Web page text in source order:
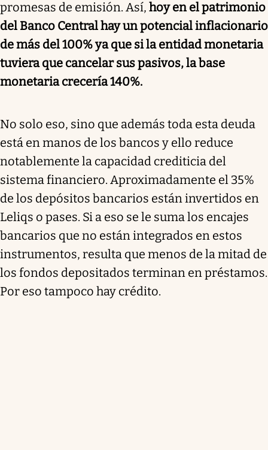
promesas de emisión. Así, hoy en el patrimonio
del Banco Central hay un potencial inflacionario
de más del 100% ya que si la entidad monetaria
tuviera que cancelar sus pasivos, la base
monetaria crecería 140%.
No solo eso, sino que además toda esta deuda
está en manos de los bancos y ello reduce
notablemente la capacidad crediticia del
sistema financiero. Aproximadamente el 35%
de los depósitos bancarios están invertidos en
Leliqs o pases. Si a eso se le suma los encajes
bancarios que no están integrados en estos
instrumentos, resulta que menos de la mitad de
los fondos depositados terminan en préstamos.
Por eso tampoco hay crédito.